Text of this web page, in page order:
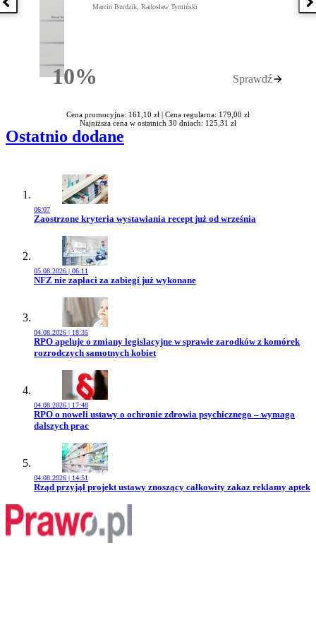
Poprzednia książka
10%Rabatu
Marcin Burdzik, Radosław Tymiński
Sprawdź
Cena promocyjna: 161,10 zł | Cena regularna: 179,00 zł
Najniższa cena w ostatnich 30 dniach: 125,31 zł
Ostatnio dodane
06:07
Przejdź do artykułu:
Zaostrzone kryteria wystawiania recept już od września
05.08.2026 | 06:11
Przejdź do artykułu:
NFZ nie zapłaci za zabiegi już wykonane
04.08.2026 | 18:35
Przejdź do artykułu:
RPO apeluje o zmiany legislacyjne w sprawie zarodków z komórek
rozrodczych samotnych kobiet
04.08.2026 | 17:48
Przejdź do artykułu:
RPO o noweli ustawy o ochronie zdrowia psychicznego – wymaga
dalszych prac
04.08.2026 | 14:51
Przejdź do artykułu:
Rząd przyjął projekt ustawy znoszący całkowity zakaz reklamy aptek